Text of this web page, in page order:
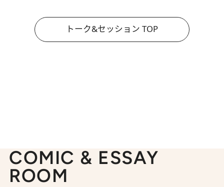
トーク&セッション TOP
COMIC & ESSAY
ROOM